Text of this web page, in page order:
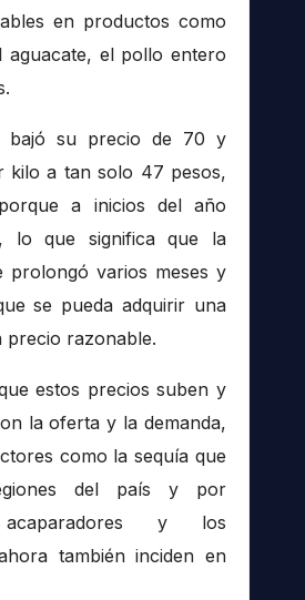
en productos como
aguacate, el pollo entero
bajó su precio de 70 y
kilo a tan solo 47 pesos,
a inicios del año
lo que significa que la
prolongó varios meses y
se pueda adquirir una
precio razonable.
estos precios suben y
la oferta y la demanda,
como la sequía que
del país y por
y los
también inciden en